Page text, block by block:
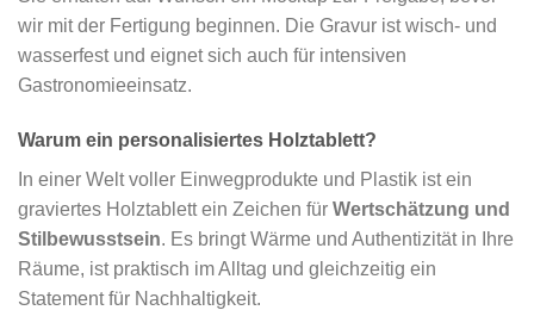
wir mit der Fertigung beginnen. Die Gravur ist wisch- und
wasserfest und eignet sich auch für intensiven
Gastronomieeinsatz.
Warum ein personalisiertes Holztablett?
In einer Welt voller Einwegprodukte und Plastik ist ein
graviertes Holztablett ein Zeichen für Wertschätzung und
Stilbewusstsein. Es bringt Wärme und Authentizität in Ihre
Räume, ist praktisch im Alltag und gleichzeitig ein
Statement für Nachhaltigkeit.